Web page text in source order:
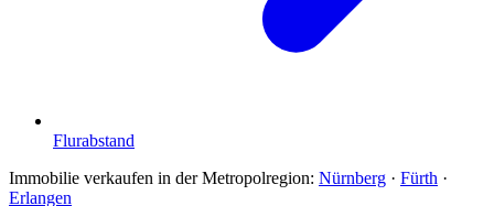
Flurabstand
Immobilie verkaufen in der Metropolregion: Nürnberg · Fürth ·
Erlangen